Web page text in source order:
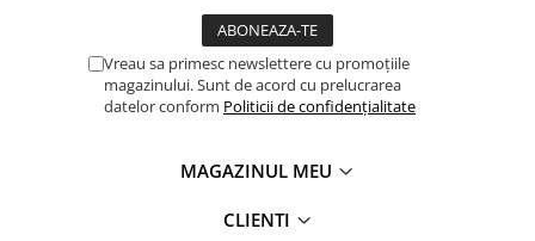
Dulapuri pentru cablare
Sigurante
Tablouri electrice
Laptop & PC accesorii, baterii,
Cablu de date si Adaptoare
Vreau sa primesc newslettere cu promoțiile
magazinului. Sunt de acord cu prelucrarea
datelor conform Politicii de confidențialitate
MAGAZINUL MEU
CLIENTI